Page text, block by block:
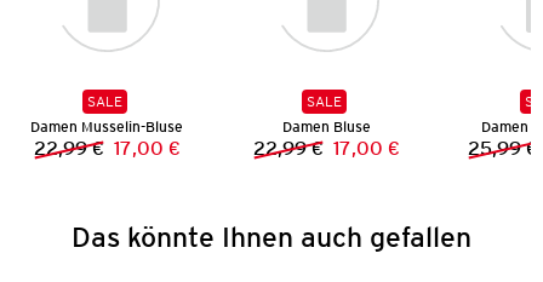
SALE
Damen Musselin-Bluse
Vorheriger Preis:
22,99 € Neuer Preis:
17,00 €
SALE
Damen Bluse
Vorheriger Preis:
22,99 € Neuer Preis:
17,00 €
Damen
25,99 €
Das könnte Ihnen auch gefallen